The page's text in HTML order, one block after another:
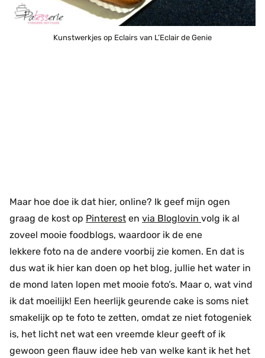
Kunstwerkjes op Eclairs van L’Eclair de Genie
Maar hoe doe ik dat hier, online? Ik geef mijn ogen
graag de kost op Pinterest en via Bloglovin volg ik al
zoveel mooie foodblogs, waardoor ik de ene
lekkere foto na de andere voorbij zie komen. En dat is
dus wat ik hier kan doen op het blog, jullie het water in
de mond laten lopen met mooie foto’s. Maar o, wat vind
ik dat moeilijk! Een heerlijk geurende cake is soms niet
smakelijk op te foto te zetten, omdat ze niet fotogeniek
is, het licht net wat een vreemde kleur geeft of ik
gewoon geen flauw idee heb van welke kant ik het het